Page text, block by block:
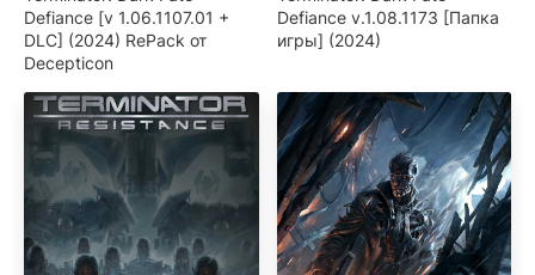
Defiance [v 1.06.1107.01 +
DLC] (2024) RePack от
Decepticon
Defiance v.1.08.1173 [Папка
игры] (2024)